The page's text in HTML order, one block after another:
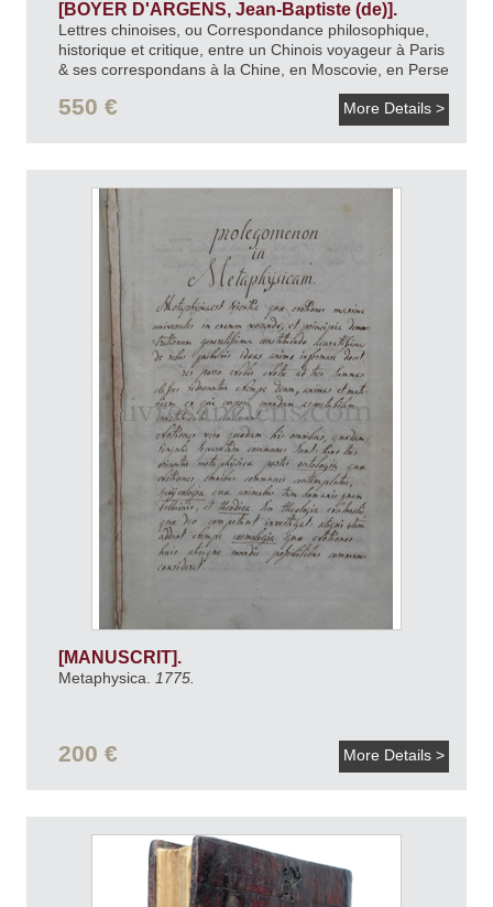
[BOYER D'ARGENS, Jean-Baptiste (de)].
Lettres chinoises, ou Correspondance philosophique,
historique et critique, entre un Chinois voyageur à Paris
& ses correspondans à la Chine, en Moscovie, en Perse
550 € More Details >
[MANUSCRIT].
Metaphysica. 1775.
200 € More Details >